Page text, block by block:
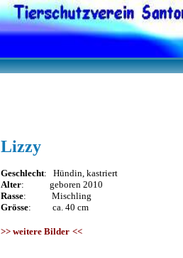
Lizzy
Geschlecht: Hündin, kastriert
Alter: geboren 2010
Rasse: Mischling
Grösse: ca. 40 cm
>> weitere Bilder <<